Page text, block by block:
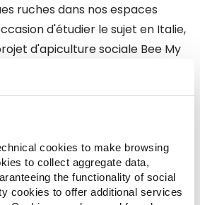
cookies to make browsing
to collect aggregate data,
the functionality of social
cookies to offer additional services
ruches dans nos espaces
d'étudier le sujet en Italie,
d'apiculture sociale Bee My
et a décidé de créer sa
dévolus par les citoyens à la
pour l'année 2016.